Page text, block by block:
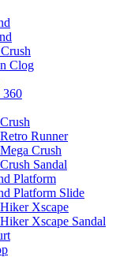
Clog
360
Runner
Crush
Sandal
Platform
Platform Slide
Xscape
Xscape Sandal